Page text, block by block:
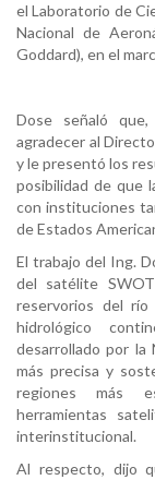
el Laboratorio de
Nacional de
Goddard), en el
Dose señaló
agradecer al
y le presentó los
posibilidad de que
con instituciones
de Estados
El trabajo del Ing.
del satélite
reservorios del río
hidrológico
desarrollado por la
más precisa y
regiones más
herramientas
interinstitucional.
Al respecto, dijo